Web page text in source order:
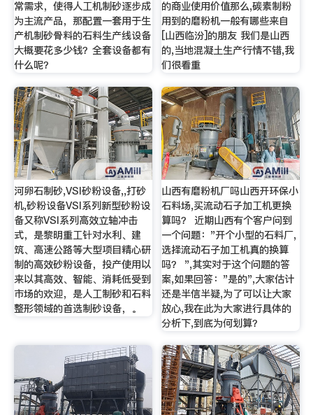
常需求，使得人工机制砂逐步成
为主流产品，那配置一套用于生
产机制砂骨料的石料生产线设备
大概要花多少钱？全套设备都有
什么呢？
的商业使用价值那么,碳素制粉
用到的磨粉机一般有哪些来自
[山西临汾]的朋友 我们是山西
的,当地混凝土生产行情不错,我
们很看重
河卵石制砂,VSI砂粉设备,,打砂
机,砂粉设备VSI系列新型砂粉设
备又称VSI系列高效立轴冲击
式，是黎明重工针对水利、建
筑、高速公路等大型项目精心研
制的高效砂粉设备，投产使用以
来以其高效、智能、消耗低受到
市场的欢迎，是人工制砂和石料
整形领域的首选制砂设备，。
山西有磨粉机厂吗山西开环保小
石料场,买流动石子加工机更换
算吗？ 近期山西有个客户问到
一个问题："开个小型的石料厂,
选择流动石子加工机真的换算
吗？ ",其实对于这个问题的答
案,如果回答："是的",大家估计
还是半信半疑,为了可以让大家
放心,我在此为大家进行具体的
分析下,到底为何划算？